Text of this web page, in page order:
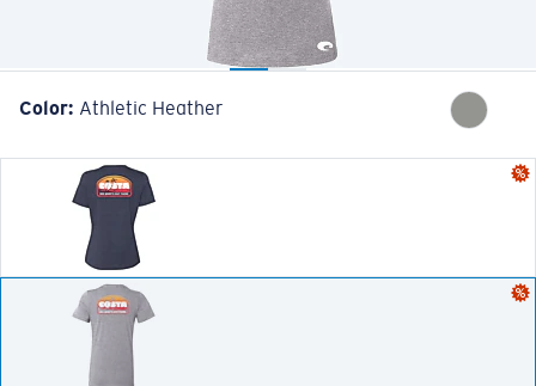
Color: Athletic Heather